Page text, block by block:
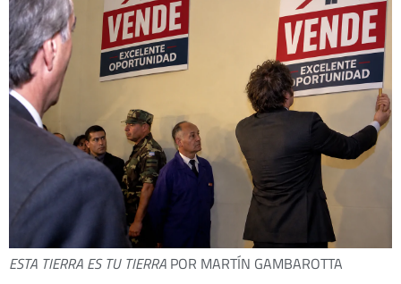
ESTA TIERRA ES TU TIERRA POR MARTÍN GAMBAROTTA